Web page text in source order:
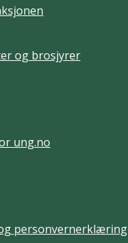
og brosjyrer
ung.no
personvernerklæring